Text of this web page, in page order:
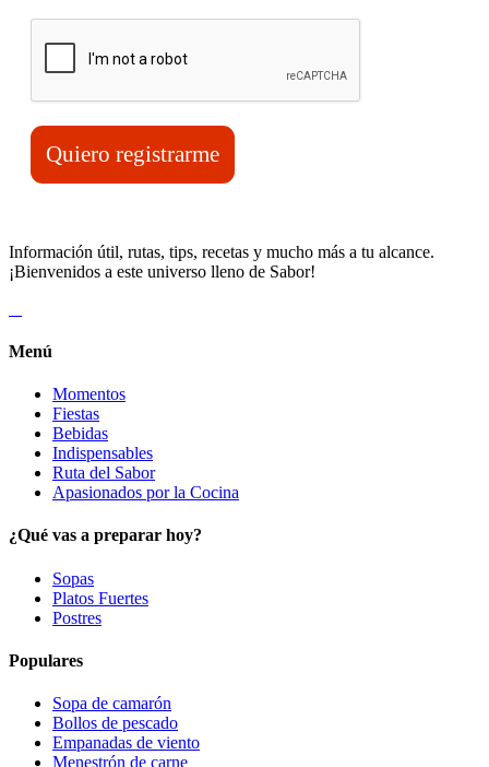
Quiero registrarme
Información útil, rutas, tips, recetas y mucho más a tu alcance.
¡Bienvenidos a este universo lleno de Sabor!
Menú
Momentos
Fiestas
Bebidas
Indispensables
Ruta del Sabor
Apasionados por la Cocina
¿Qué vas a preparar hoy?
Sopas
Platos Fuertes
Postres
Populares
Sopa de camarón
Bollos de pescado
Empanadas de viento
Menestrón de carne